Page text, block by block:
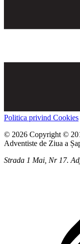
Politica privind Cookies
© 2026 Copyright ©
Adventiste de Ziua a
Strada 1 Mai, Nr 17.